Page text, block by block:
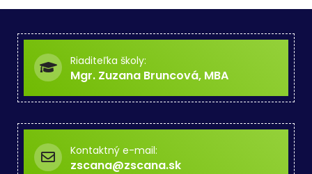
Riaditeľka školy:
Mgr. Zuzana Bruncová, MBA
Kontaktný e-mail:
zscana@zscana.sk